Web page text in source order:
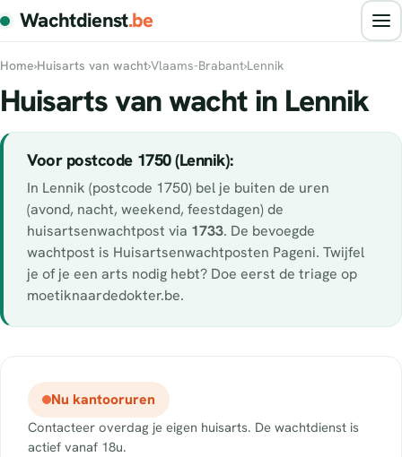
Wachtdienst.be
Home›Huisarts van wacht›Vlaams-Brabant›Lennik
Huisarts van wacht in Lennik
Voor postcode 1750 (Lennik):
In Lennik (postcode 1750) bel je buiten de uren
(avond, nacht, weekend, feestdagen) de
huisartsenwachtpost via 1733. De bevoegde
wachtpost is Huisartsenwachtposten Pageni. Twijfel
je of je een arts nodig hebt? Doe eerst de triage op
moetiknaardedokter.be.
Nu kantooruren
Contacteer overdag je eigen huisarts. De wachtdienst is
actief vanaf 18u.